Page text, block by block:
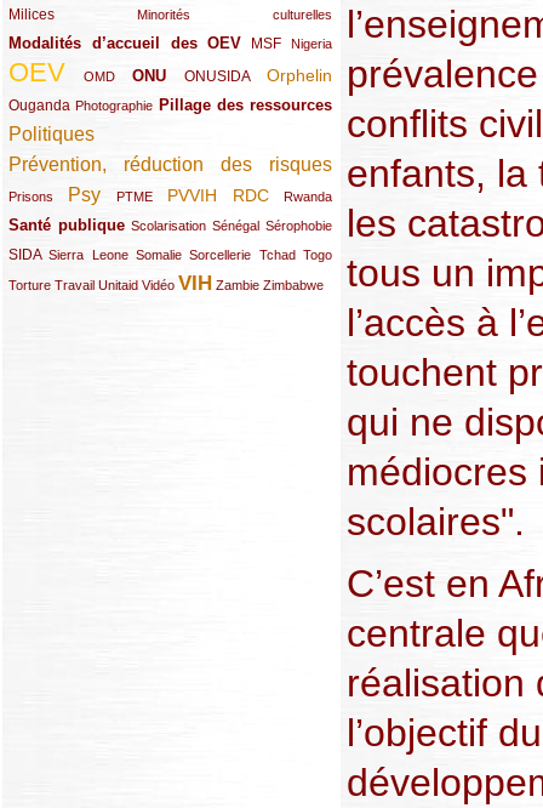
Milices
(34/289) Minorités culturelles
(15/289)
Modalités d’accueil des OEV
(58/289) MSF
(54/289) Nigeria
(27/289)
OEV
(269/289) OMD
(26/289) ONU
(58/289) ONUSIDA
(44/289) Orphelin
(112/289)
Ouganda
(29/289) Photographie
(27/289) Pillage des ressources
(77/289)
Politiques
(120/289)
Prévention, réduction des risques
(131/289)
Prisons
(22/289) Psy
(119/289) PTME
(12/289) PVVIH
(111/289) RDC
(104/289) Rwanda
(23/289)
Santé publique
(59/289) Scolarisation
(9/289) Sénégal
(13/289) Sérophobie
(19/289)
SIDA
(29/289)Sierra Leone
(13/289) Somalie
(12/289) Sorcellerie
(19/289) Tchad
(10/289) Togo
(15/289)
Torture
(17/289)Travail
(21/289) Unitaid
(26/289) Vidéo
(23/289) VIH
(154/289) Zambie
(12/289) Zimbabwe
(21/289)
conflits
enfants, la
les
tous un
l’accès à
touchent
qui ne
médiocres
scolaires".
C’est en
centrale
réalisation
l’objectif